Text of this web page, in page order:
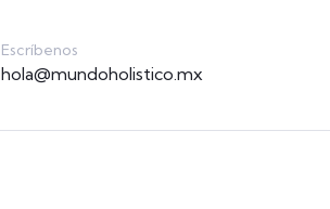
Escríbenos
hola@mundoholistico.mx